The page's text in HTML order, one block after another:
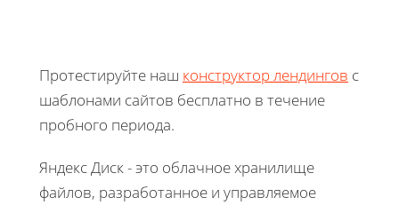
Протестируйте наш конструктор лендингов с
шаблонами сайтов бесплатно в течение
пробного периода.
Яндекс Диск - это облачное хранилище
файлов, разработанное и управляемое